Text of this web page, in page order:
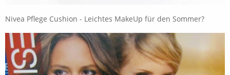
Nivea Pflege Cushion - Leichtes MakeUp für den Sommer?